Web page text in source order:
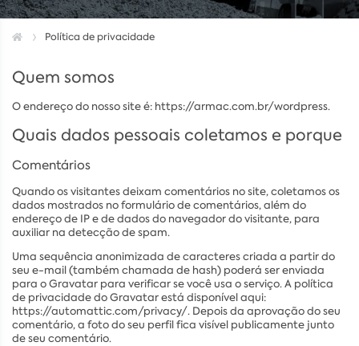
Política de privacidade
Quem somos
O endereço do nosso site é: https://armac.com.br/wordpress.
Quais dados pessoais coletamos e porque
Comentários
Quando os visitantes deixam comentários no site, coletamos os
dados mostrados no formulário de comentários, além do
endereço de IP e de dados do navegador do visitante, para
auxiliar na detecção de spam.
Uma sequência anonimizada de caracteres criada a partir do
seu e-mail (também chamada de hash) poderá ser enviada
para o Gravatar para verificar se você usa o serviço. A política
de privacidade do Gravatar está disponível aqui:
https://automattic.com/privacy/. Depois da aprovação do seu
comentário, a foto do seu perfil fica visível publicamente junto
de seu comentário.